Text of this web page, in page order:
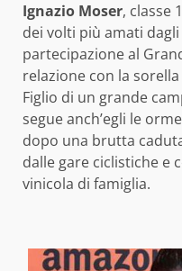
Ignazio Moser, classe
dei volti più amati
partecipazione al
relazione con la
Figlio di un grande
segue anch’egli le
dopo una brutta
dalle gare ciclistiche e
vinicola di famiglia.